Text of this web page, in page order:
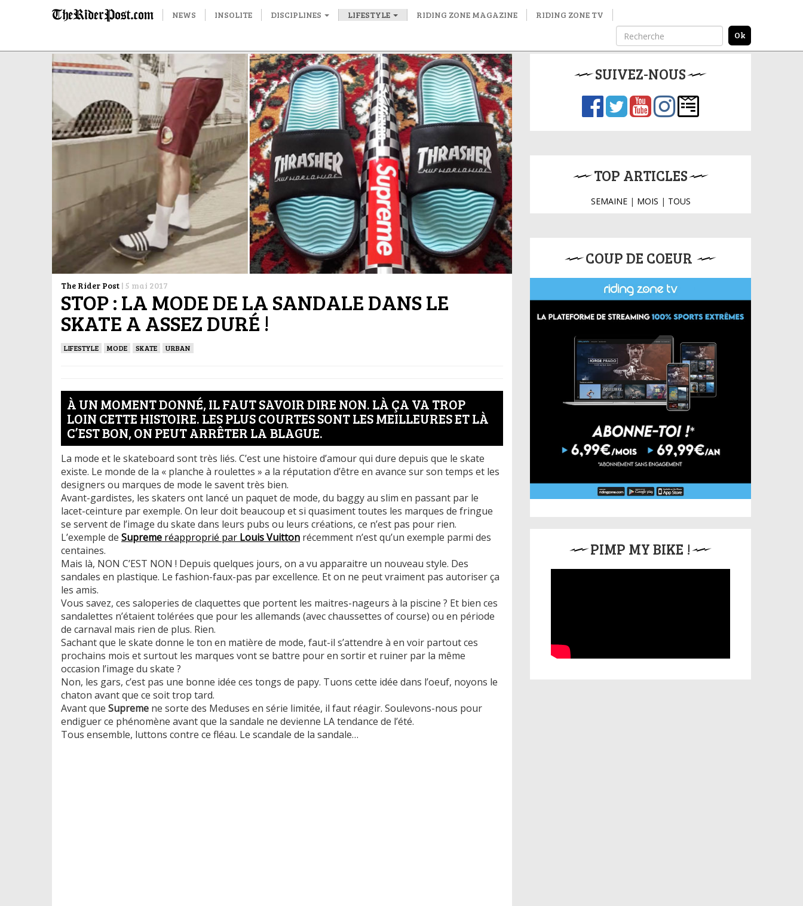
NEWS INSOLITE DISCIPLINES LIFESTYLE RIDING ZONE MAGAZINE RIDING ZONE TV
The Rider Post | 5 mai 2017
STOP : LA MODE DE LA SANDALE DANS LE
SKATE A ASSEZ DURÉ !
LIFESTYLE MODE SKATE URBAN
À UN MOMENT DONNÉ, IL FAUT SAVOIR DIRE NON. LÀ ÇA VA TROP
LOIN CETTE HISTOIRE. LES PLUS COURTES SONT LES MEILLEURES ET LÀ
C’EST BON, ON PEUT ARRÊTER LA BLAGUE.
La mode et le skateboard sont très liés. C’est une histoire d’amour qui dure depuis que le skate
existe. Le monde de la « planche à roulettes » a la réputation d’être en avance sur son temps et les
designers ou marques de mode le savent très bien.
Avant-gardistes, les skaters ont lancé un paquet de mode, du baggy au slim en passant par le
lacet-ceinture par exemple. On leur doit beaucoup et si quasiment toutes les marques de fringue
se servent de l’image du skate dans leurs pubs ou leurs créations, ce n’est pas pour rien.
L’exemple de Supreme réapproprié par Louis Vuitton récemment n’est qu’un exemple parmi des
centaines.
Mais là, NON C’EST NON ! Depuis quelques jours, on a vu apparaitre un nouveau style. Des
sandales en plastique. Le fashion-faux-pas par excellence. Et on ne peut vraiment pas autoriser ça
les amis.
Vous savez, ces saloperies de claquettes que portent les maitres-nageurs à la piscine ? Et bien ces
sandalettes n’étaient tolérées que pour les allemands (avec chaussettes of course) ou en période
de carnaval mais rien de plus. Rien.
Sachant que le skate donne le ton en matière de mode, faut-il s’attendre à en voir partout ces
prochains mois et surtout les marques vont se battre pour en sortir et ruiner par la même
occasion l’image du skate ?
Non, les gars, c’est pas une bonne idée ces tongs de papy. Tuons cette idée dans l’oeuf, noyons le
chaton avant que ce soit trop tard.
Avant que Supreme ne sorte des Meduses en série limitée, il faut réagir. Soulevons-nous pour
endiguer ce phénomène avant que la sandale ne devienne LA tendance de l’été.
Tous ensemble, luttons contre ce fléau. Le scandale de la sandale…
SUIVEZ-NOUS
TOP ARTICLES
SEMAINE| MOIS | TOUS
COUP DE COEUR
PIMP MY BIKE !